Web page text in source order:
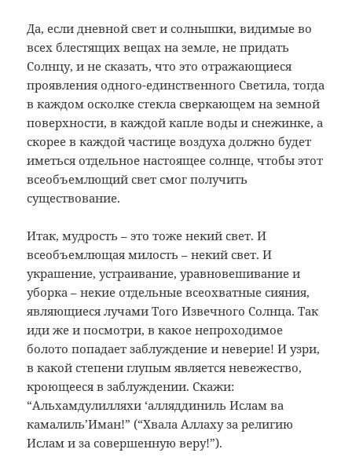
Да, если дневной свет и солнышки, видимые во
всех блестящих вещах на земле, не придать
Солнцу, и не сказать, что это отражающиеся
проявления одного-единственного Светила, тогда
в каждом осколке стекла сверкающем на земной
поверхности, в каждой капле воды и снежинке, а
скорее в каждой частице воздуха должно будет
иметься отдельное настоящее солнце, чтобы этот
всеобъемлющий свет смог получить
существование.
Итак, мудрость – это тоже некий свет. И
всеобъемлющая милость – некий свет. И
украшение, устраивание, уравновешивание и
уборка – некие отдельные всеохватные сияния,
являющиеся лучами Того Извечного Солнца. Так
иди же и посмотри, в какое непроходимое
болото попадает заблуждение и неверие! И узри,
в какой степени глупым является невежество,
кроющееся в заблуждении. Скажи:
“Альхамдулилляхи ‘алляддиниль Ислам ва
камалиль’Иман!” (“Хвала Аллаху за религию
Ислам и за совершенную веру!”).